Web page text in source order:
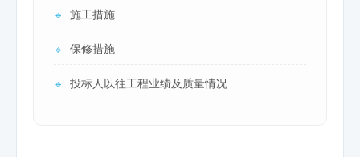
🔹 施工措施
🔹 保修措施
🔹 投标人以往工程业绩及质量情况